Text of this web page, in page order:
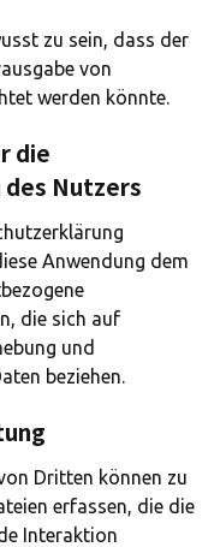
zu sein, dass der
von
werden könnte.
die
Nutzers
Anwendung dem
die sich auf
und
beziehen.
Dritten können zu
erfassen, die die
Interaktion